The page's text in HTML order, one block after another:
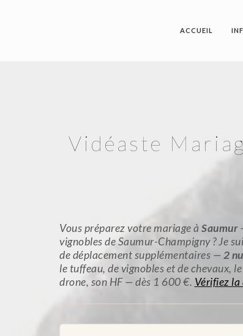
ACCUEIL
Vidéaste
Vous préparez votre mariage à Saumur
vignobles de Saumur-Champigny ? Je
de déplacement supplémentaires —2
le tuffeau, de vignobles et de chevaux,
drone, son HF — dès 1 600 €. Vérifiez